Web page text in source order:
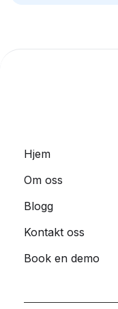
Hjem
Om oss
Blogg
Kontakt oss
Book en demo